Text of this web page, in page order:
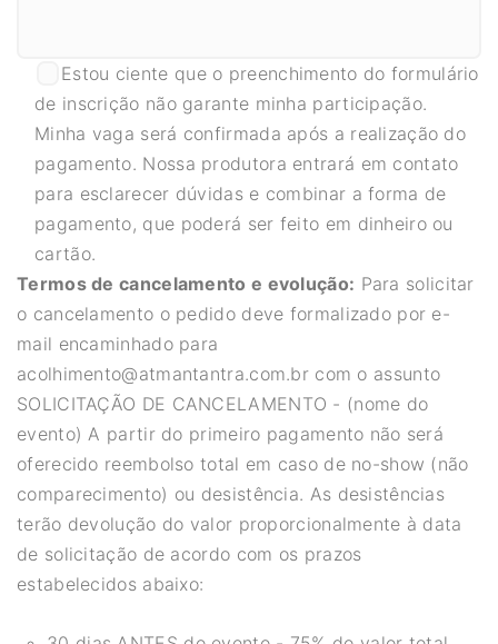
Estou ciente que o preenchimento do formulário
de inscrição não garante minha participação.
Minha vaga será confirmada após a realização do
pagamento. Nossa produtora entrará em contato
para esclarecer dúvidas e combinar a forma de
pagamento, que poderá ser feito em dinheiro ou
cartão.
Termos de cancelamento e evolução: Para solicitar
o cancelamento o pedido deve formalizado por e-
mail encaminhado para
acolhimento@atmantantra.com.br com o assunto
SOLICITAÇÃO DE CANCELAMENTO - (nome do
evento) A partir do primeiro pagamento não será
oferecido reembolso total em caso de no-show (não
comparecimento) ou desistência. As desistências
terão devolução do valor proporcionalmente à data
de solicitação de acordo com os prazos
estabelecidos abaixo: